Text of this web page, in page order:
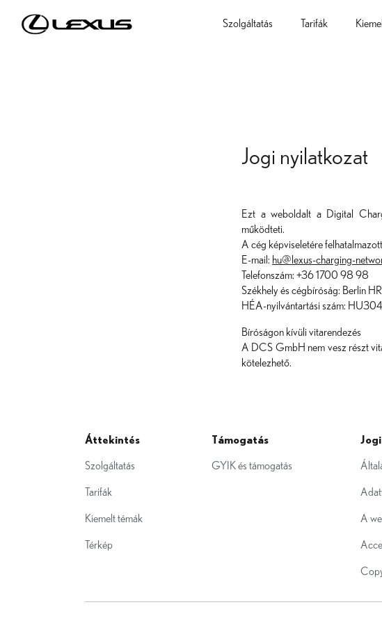
Szolgáltatás Tarifák
Jogi nyilatkozat
Ezt a weboldalt a Digital
működteti.
A cég képviseletére
E-mail: hu@lexus-charging-
Telefonszám: +36 1700 98 98
Székhely és cégbíróság: Berlin
HÉA-nyilvántartási szám:
Bíróságon kívüli vitarendezés
A DCS GmbH nem vesz részt
kötelezhető.
Áttekintés
Szolgáltatás
Tarifák
Kiemelt témák
Térkép
Támogatás
GYIK és támogatás
A